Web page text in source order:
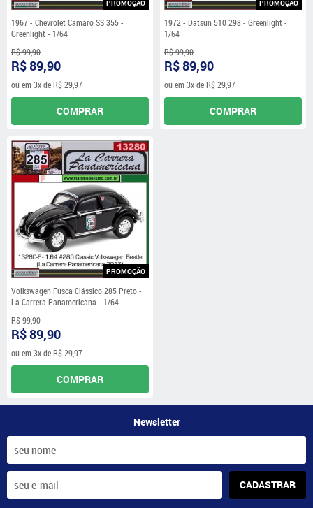
PROMOÇÃO
1967 - Chevrolet Camaro SS 355 -
Greenlight - 1/64
R$ 99,90
R$ 89,90
ou em3xdeR$ 29,97
COMPRAR
PROMOÇÃO
1972 - Datsun 510 298 - Greenlight -
1/64
R$ 99,90
R$ 89,90
ou em3xdeR$ 29,97
COMPRAR
PROMOÇÃO
Volkswagen Fusca Clássico 285 Preto -
La Carrera Panamericana - 1/64
R$ 99,90
R$ 89,90
ou em3xdeR$ 29,97
COMPRAR
Newsletter
CADASTRAR